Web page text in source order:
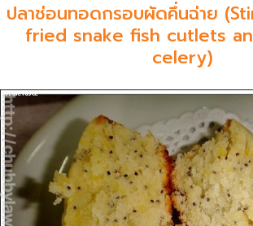
ปลาช่อนทอดกรอบผัดคึ่นฉ่าย
fried snake fish cutlets
celery)